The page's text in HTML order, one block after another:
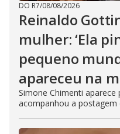
DO R7/08/08/2026
Reinaldo
mulher: ‘Ela
pequeno
apareceu na
Simone Chimenti
acompanhou a